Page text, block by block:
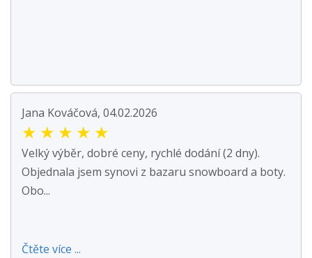
Jana Kováčová, 04.02.2026
★ ★ ★ ★ ★
Velký výběr, dobré ceny, rychlé dodání (2 dny).
Objednala jsem synovi z bazaru snowboard a boty.
Obo...
Čtěte více ...